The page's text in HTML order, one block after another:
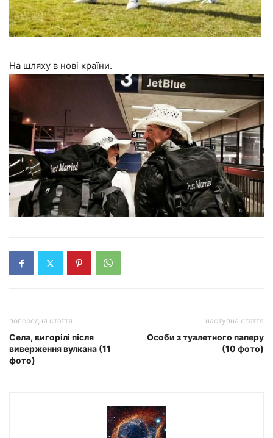
На шляху в нові країни.
попередня стаття
Села, вигорілі після
виверження вулкана (11
фото)
наступна стаття
Особи з туалетного паперу
(10 фото)